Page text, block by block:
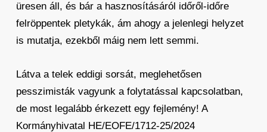
üresen áll, és bár a hasznosításáról időről-időre
felröppentek pletykák, ám ahogy a jelenlegi helyzet
is mutatja, ezekből máig nem lett semmi.
Látva a telek eddigi sorsát, meglehetősen
pesszimisták vagyunk a folytatással kapcsolatban,
de most legalább érkezett egy fejlemény! A
Kormányhivatal HE/EOFE/1712-25/2024